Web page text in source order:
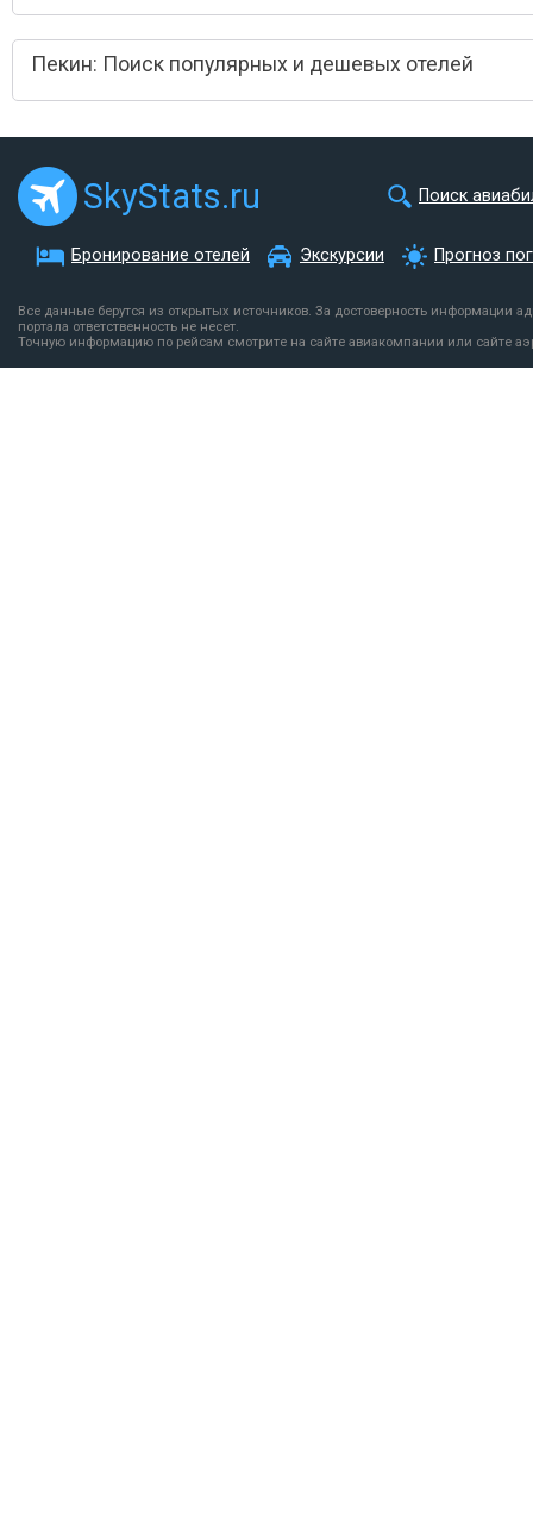
Пекин: Поиск популярных и дешевых отелей
SkyStats.ru Поиск
Бронирование отелей Экскурсии Прогноз
Все данные берутся из открытых источников. За достоверность информации
портала ответственность не несет.
Точную информацию по рейсам смотрите на сайте авиакомпании или сайте